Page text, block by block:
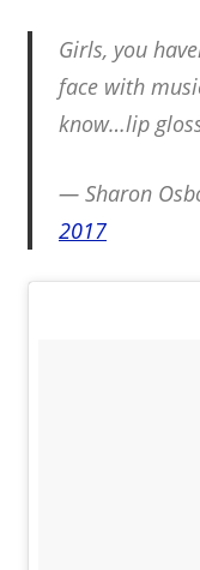
Girls, you
face with
know…lip
— Sharon
2017